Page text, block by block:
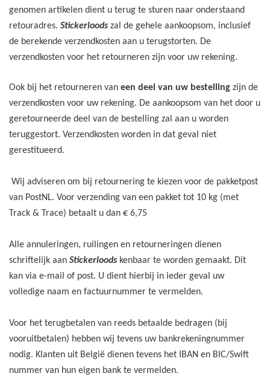
genomen artikelen dient u terug te sturen naar onderstaand
retouradres. Stickerloods zal de gehele aankoopsom, inclusief
de berekende verzendkosten aan u terugstorten. De
verzendkosten voor het retourneren zijn voor uw rekening.
Ook bij het retourneren van een deel van uw bestelling zijn de
verzendkosten voor uw rekening. De aankoopsom van het door u
geretourneerde deel van de bestelling zal aan u worden
teruggestort. Verzendkosten worden in dat geval niet
gerestitueerd.
Wij adviseren om bij retournering te kiezen voor de pakketpost
van PostNL. Voor verzending van een pakket tot 10 kg (met
Track & Trace) betaalt u dan € 6,75
Alle annuleringen, ruilingen en retourneringen dienen
schriftelijk aan Stickerloods kenbaar te worden gemaakt. Dit
kan via e-mail of post. U dient hierbij in ieder geval uw
volledige naam en factuurnummer te vermelden.
Voor het terugbetalen van reeds betaalde bedragen (bij
vooruitbetalen) hebben wij tevens uw bankrekeningnummer
nodig. Klanten uit België dienen tevens het IBAN en BIC/Swift
nummer van hun eigen bank te vermelden.